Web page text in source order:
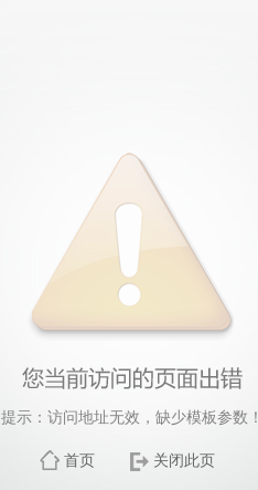
提示：访问地址无效，缺少模板参数！
首页 关闭此页